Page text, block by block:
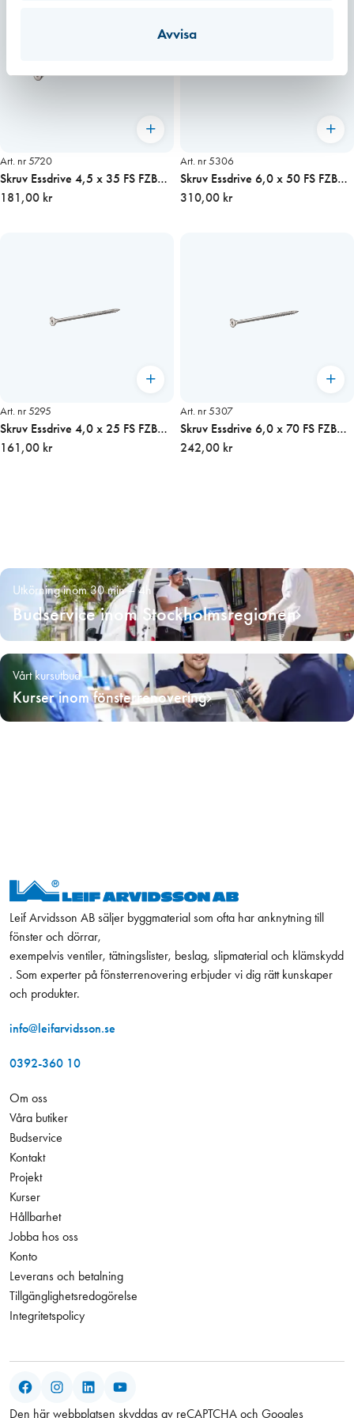
Avvisa
Art. nr 5720
Skruv Essdrive 4,5 x 35 FS FZB
200st/fp (TX20)
181,00 kr
Art. nr 5306
Skruv Essdrive 6,0 x 50 FS FZB
200st/fp (TX25)
310,00 kr
Art. nr 5295
Skruv Essdrive 4,0 x 25 FS FZB
200st/fp (TX20)
161,00 kr
Art. nr 5307
Skruv Essdrive 6,0 x 70 FS FZB
100st/fp (TX25)
242,00 kr
Utkörning inom 30 min – 4h
Budservice inom Stockholmsregionen
Vårt kursutbud
Kurser inom fönsterrenovering
Leif Arvidsson AB säljer byggmaterial som ofta har anknytning till
fönster och dörrar,
exempelvis ventiler, tätningslister, beslag, slipmaterial och klämskydd
. Som experter på fönsterrenovering erbjuder vi dig rätt kunskaper
och produkter.
info@leifarvidsson.se
0392-360 10
Om oss
Våra butiker
Budservice
Kontakt
Projekt
Kurser
Hållbarhet
Jobba hos oss
Konto
Leverans och betalning
Tillgänglighetsredogörelse
Integritetspolicy
Facebook
Instagram
LinkedIn
Den här webbplatsen skyddas av reCAPTCHA och Googles